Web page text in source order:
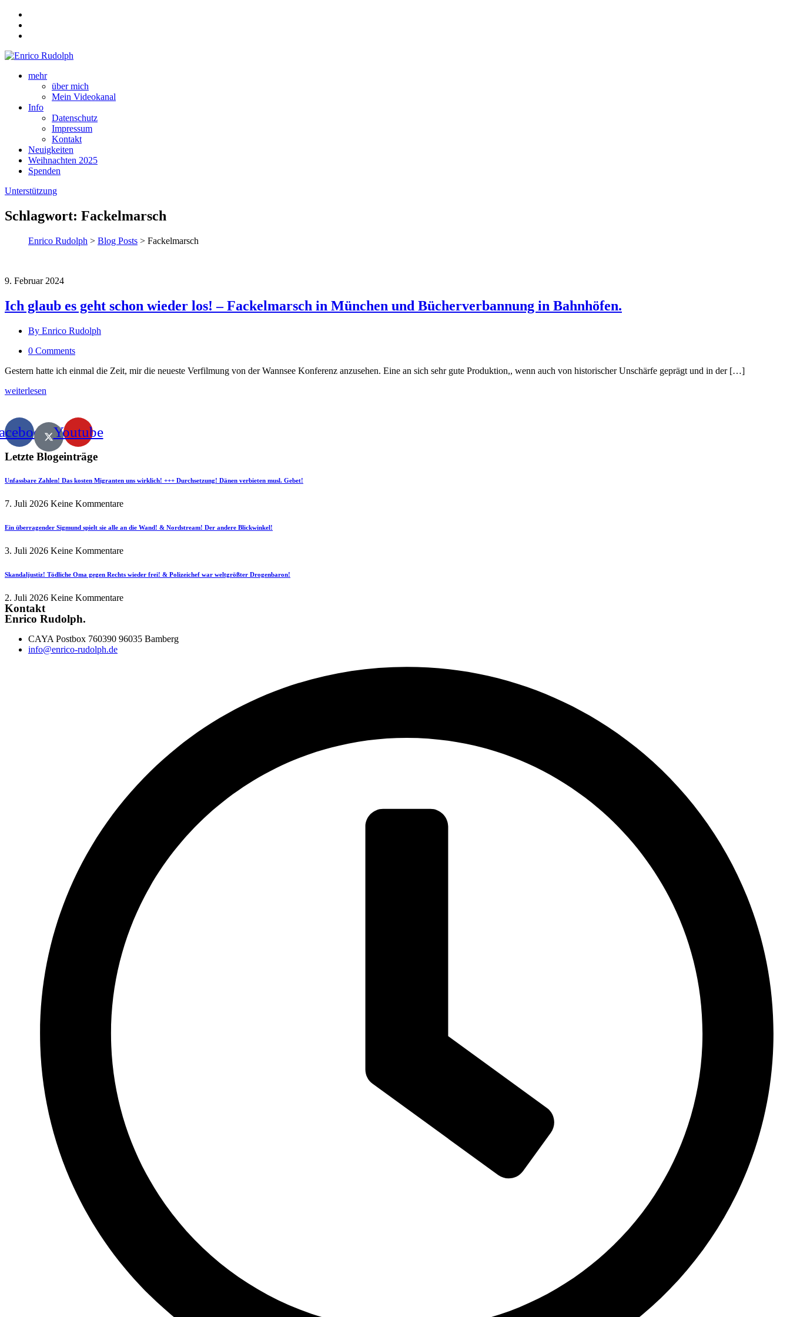
mehr
über mich
Mein Videokanal
Info
Datenschutz
Impressum
Kontakt
Neuigkeiten
Weihnachten 2025
Spenden
Unterstützung
Schlagwort: Fackelmarsch
Enrico Rudolph > Blog Posts > Fackelmarsch
9. Februar 2024
Ich glaub es geht schon wieder los! – Fackelmarsch in München und Bücherverbannung in Bahnhöfen.
By Enrico Rudolph
0 Comments
Gestern hatte ich einmal die Zeit, mir die neueste Verfilmung von der Wannsee Konferenz anzusehen. Eine an sich sehr gute Produktion,, wenn auch von historischer Unschärfe geprägt und in der […]
weiterlesen
Youtube
Letzte Blogeinträge
Unfassbare Zahlen! Das kosten Migranten uns wirklich! +++ Durchsetzung! Dänen verbieten musl. Gebet!
7. Juli 2026 Keine Kommentare
Ein überragender Sigmund spielt sie alle an die Wand! & Nordstream! Der andere Blickwinkel!
3. Juli 2026 Keine Kommentare
Skandaljustiz! Tödliche Oma gegen Rechts wieder frei! & Polizeichef war weltgrößter Drogenbaron!
2. Juli 2026 Keine Kommentare
Kontakt
Enrico Rudolph.
CAYA Postbox 760390 96035 Bamberg
info@enrico-rudolph.de